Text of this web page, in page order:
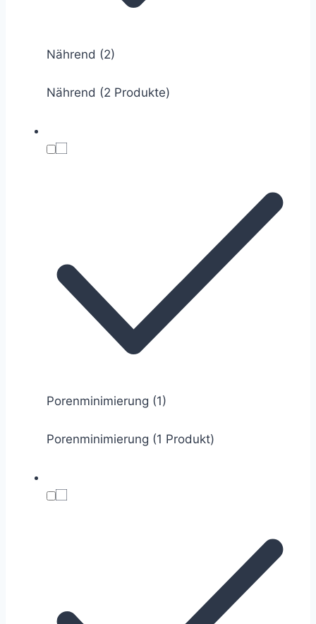
Nährend (2)
Nährend (2 Produkte)
Porenminimierung (1)
Porenminimierung (1 Produkt)